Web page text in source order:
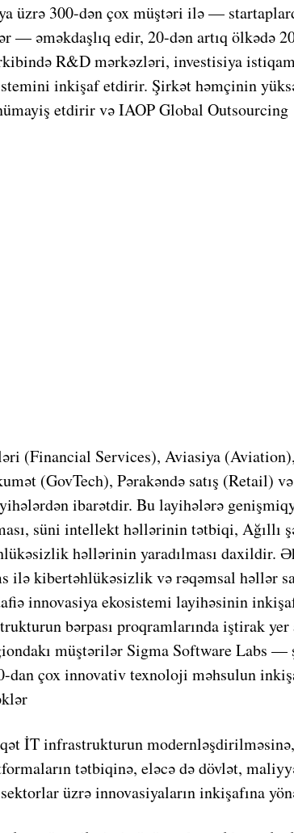
üzrə 300-dən çox müştəri ilə —
— əməkdaşlıq edir, 20-dən artıq ölkədə
R&D mərkəzləri, investisiya
inkişaf etdirir. Şirkət həmçinin
etdirir və IAOP Global Outsourcing
(Financial Services), Aviasiya
(GovTech), Pərakəndə satış (Retail)
ibarətdir. Bu layihələrə
süni intellekt həllərinin tətbiqi, Ağıllı
həllərinin yaradılması daxildir.
ilə kibertəhlükəsizlik və rəqəmsal həllər
innovasiya ekosistemi layihəsinin
bərpası proqramlarında iştirak
müştərilər Sigma Software Labs
dan çox innovativ texnoloji məhsulun
İT infrastrukturun
tətbiqinə, eləcə də dövlət,
üzrə innovasiyaların inkişafına